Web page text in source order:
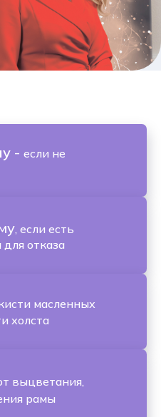
- если не
, если есть
отказа
масленных
холста
выцветания,
рамы